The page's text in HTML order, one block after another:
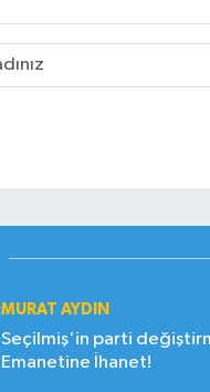
MURAT AYDIN
Seçilmiş'in parti
Emanetine İhanet!